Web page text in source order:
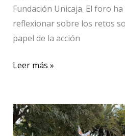
Fundación Unicaja. El foro
reflexionar sobre los retos
papel de la acción
Civisur
Málaga
el
Leer más »